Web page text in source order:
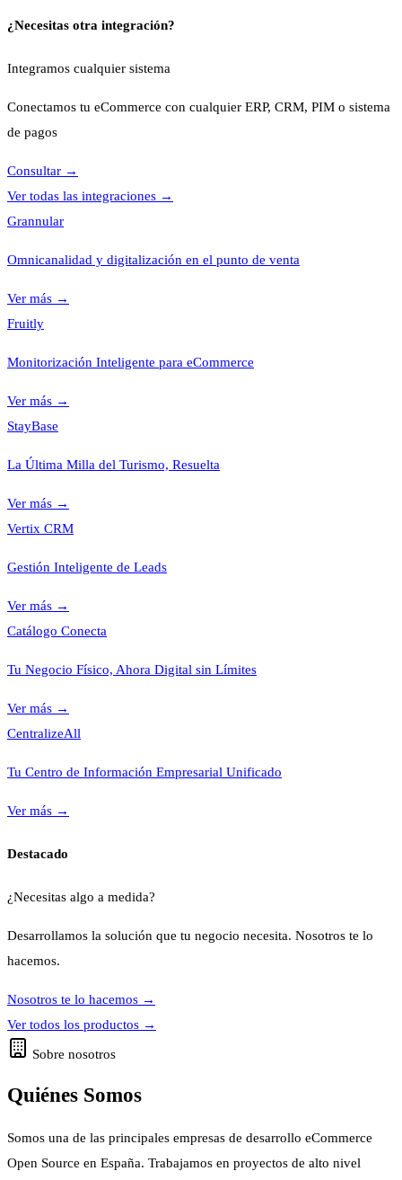
¿Necesitas otra integración?
Integramos cualquier sistema
Conectamos tu eCommerce con cualquier ERP, CRM, PIM o sistema
de pagos
Consultar →
Ver todas las integraciones →
Grannular
Omnicanalidad y digitalización en el punto de venta
Ver más →
Fruitly
Monitorización Inteligente para eCommerce
Ver más →
StayBase
La Última Milla del Turismo, Resuelta
Ver más →
Vertix CRM
Gestión Inteligente de Leads
Ver más →
Catálogo Conecta
Tu Negocio Físico, Ahora Digital sin Límites
Ver más →
CentralizeAll
Tu Centro de Información Empresarial Unificado
Ver más →
Destacado
¿Necesitas algo a medida?
Desarrollamos la solución que tu negocio necesita. Nosotros te lo
hacemos.
Nosotros te lo hacemos →
Ver todos los productos →
Sobre nosotros
Quiénes Somos
Somos una de las principales empresas de desarrollo eCommerce
Open Source en España. Trabajamos en proyectos de alto nivel